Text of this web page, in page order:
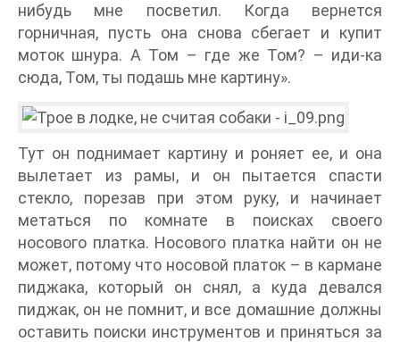
нибудь мне посветил. Когда вернется
горничная, пусть она снова сбегает и купит
моток шнура. А Том – где же Том? – иди-ка
сюда, Том, ты подашь мне картину».
Тут он поднимает картину и роняет ее, и она
вылетает из рамы, и он пытается спасти
стекло, порезав при этом руку, и начинает
метаться по комнате в поисках своего
носового платка. Носового платка найти он не
может, потому что носовой платок – в кармане
пиджака, который он снял, а куда девался
пиджак, он не помнит, и все домашние должны
оставить поиски инструментов и приняться за